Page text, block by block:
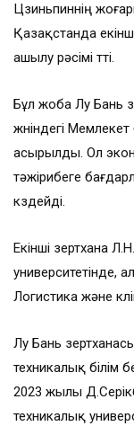
Цзиньпиннің
Қазақстанда
ашылу рәсімі өтті.
Бұл жоба Лу Бань
жөніндегі
асырылды. Ол
тәжірибеге
көздейді.
Екінші зертхана
университетінде,
Логистика және
Лу Бань
техникалық білім
2023 жылы
техникалық